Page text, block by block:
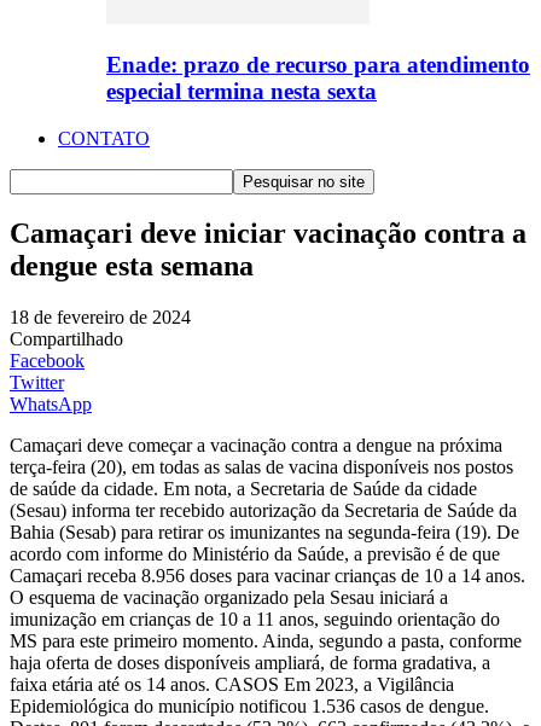
Enade: prazo de recurso para atendimento
especial termina nesta sexta
CONTATO
Camaçari deve iniciar vacinação contra a
dengue esta semana
18 de fevereiro de 2024
Compartilhado
Facebook
Twitter
WhatsApp
Camaçari deve começar a vacinação contra a dengue na próxima
terça-feira (20), em todas as salas de vacina disponíveis nos postos
de saúde da cidade. Em nota, a Secretaria de Saúde da cidade
(Sesau) informa ter recebido autorização da Secretaria de Saúde da
Bahia (Sesab) para retirar os imunizantes na segunda-feira (19). De
acordo com informe do Ministério da Saúde, a previsão é de que
Camaçari receba 8.956 doses para vacinar crianças de 10 a 14 anos.
O esquema de vacinação organizado pela Sesau iniciará a
imunização em crianças de 10 a 11 anos, seguindo orientação do
MS para este primeiro momento. Ainda, segundo a pasta, conforme
haja oferta de doses disponíveis ampliará, de forma gradativa, a
faixa etária até os 14 anos. CASOS Em 2023, a Vigilância
Epidemiológica do município notificou 1.536 casos de dengue.